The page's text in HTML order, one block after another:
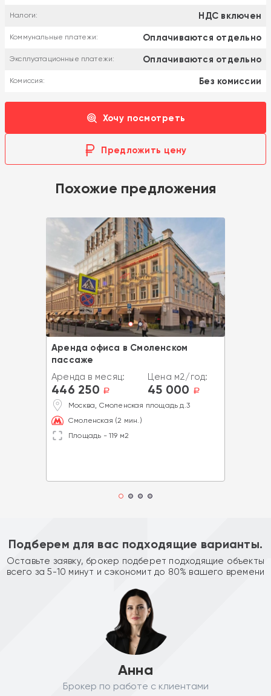
Налоги: НДС включен
Коммунальные платежи: Оплачиваются отдельно
Эксплуатационные платежи: Оплачиваются отдельно
Комиссия: Без комиссии
Хочу посмотреть
Предложить цену
Похожие предложения
Аренда офиса в Смоленском
пассаже
Аренда в месяц:
446 250 a
Цена м2/год:
45 000 a
Москва, Смоленская площадь д.3
Смоленская (2 мин.)
Площадь - 119 м2
Подберем для вас подходящие варианты.
Оставьте заявку, брокер подберет подходящие объекты
всего за 5-10 минут и сэкономит до 80% вашего времени
Анна
Брокер по работе с клиентами